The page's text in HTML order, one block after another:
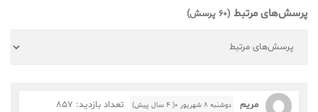
پرسش‌های مرتبط (60 پرسش)
مریم دوشنبه ۸ شهریور ۰( 4 سال پیش) تعداد بازدید: 857